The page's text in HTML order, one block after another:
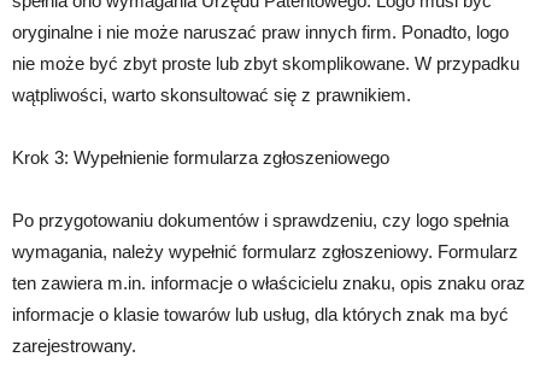
oryginalne i nie może naruszać praw innych firm. Ponadto, logo
nie może być zbyt proste lub zbyt skomplikowane. W przypadku
wątpliwości, warto skonsultować się z prawnikiem.
Krok 3: Wypełnienie formularza zgłoszeniowego
Po przygotowaniu dokumentów i sprawdzeniu, czy logo spełnia
wymagania, należy wypełnić formularz zgłoszeniowy. Formularz
ten zawiera m.in. informacje o właścicielu znaku, opis znaku oraz
informacje o klasie towarów lub usług, dla których znak ma być
zarejestrowany.